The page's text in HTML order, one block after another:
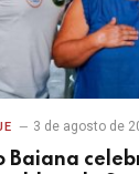
3 de agosto de
Baiana